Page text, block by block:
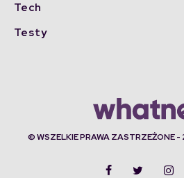
Tech
Testy
© WSZELKIE PRAWA ZASTRZEŻONE